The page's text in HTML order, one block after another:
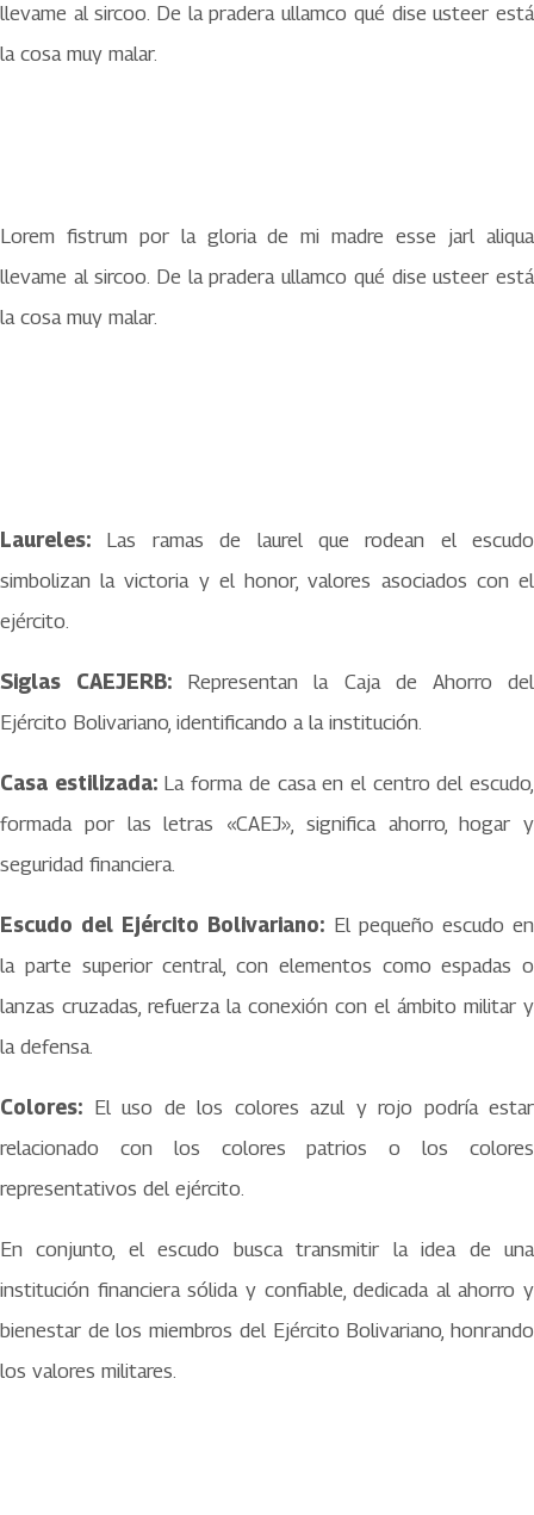
llevame al sircoo. De la pradera ullamco qué dise usteer está
la cosa muy malar.
Lorem fistrum por la gloria de mi madre esse jarl aliqua
llevame al sircoo. De la pradera ullamco qué dise usteer está
la cosa muy malar.
Laureles: Las ramas de laurel que rodean el escudo
simbolizan la victoria y el honor, valores asociados con el
ejército.
Siglas CAEJERB: Representan la Caja de Ahorro del
Ejército Bolivariano, identificando a la institución.
Casa estilizada:La forma de casa en el centro del escudo,
formada por las letras «CAEJ», significa ahorro, hogar y
seguridad financiera.
Escudo del Ejército Bolivariano: El pequeño escudo en
la parte superior central, con elementos como espadas o
lanzas cruzadas, refuerza la conexión con el ámbito militar y
la defensa.
Colores: El uso de los colores azul y rojo podría estar
relacionado con los colores patrios o los colores
representativos del ejército.
En conjunto, el escudo busca transmitir la idea de una
institución financiera sólida y confiable, dedicada al ahorro y
bienestar de los miembros del Ejército Bolivariano, honrando
los valores militares.